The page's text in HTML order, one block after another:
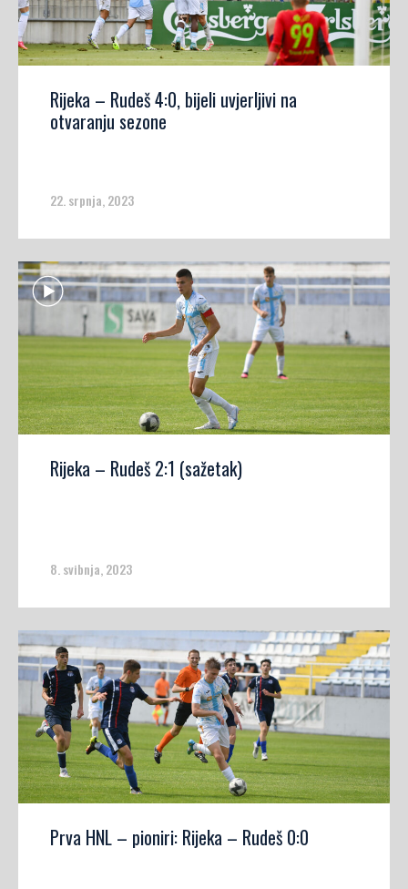
Rijeka – Rudeš 4:0, bijeli uvjerljivi na
otvaranju sezone
22. srpnja, 2023
Rijeka – Rudeš 2:1 (sažetak)
8. svibnja, 2023
Prva HNL – pioniri: Rijeka – Rudeš 0:0